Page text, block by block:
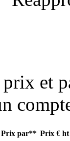
et
Prix par** Prix € ht